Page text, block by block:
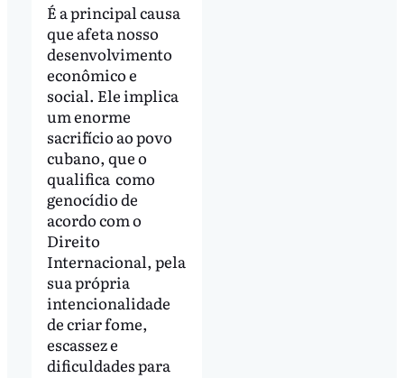
É a principal causa
que afeta nosso
desenvolvimento
econômico e
social. Ele implica
um enorme
sacrifício ao povo
cubano, que o
qualifica como
genocídio de
acordo com o
Direito
Internacional, pela
sua própria
intencionalidade
de criar fome,
escassez e
dificuldades para